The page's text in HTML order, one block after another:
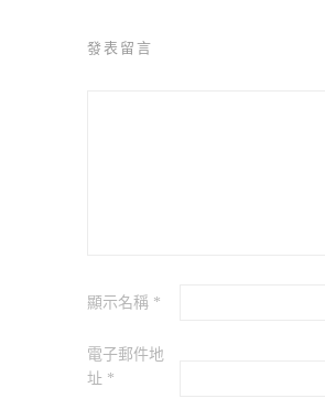
發表留言
顯示名稱 *
電子郵件地
址 *